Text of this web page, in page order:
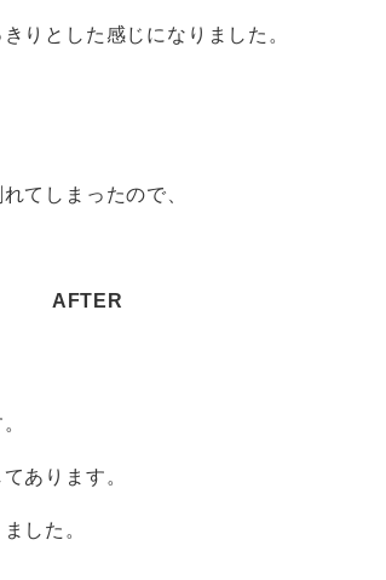
りとした感じになりました。
てしまったので、
AFTER
あります。
した。